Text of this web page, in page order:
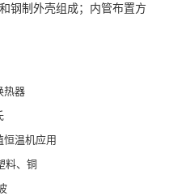
钢制外壳组成；内管布置方
热器
恒温机应用
料、铜